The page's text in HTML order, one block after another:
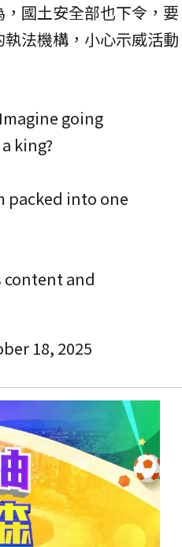
國土安全部也下令，要
法機構，小心示威活動
going
king?
packed into one
content and
18, 2025